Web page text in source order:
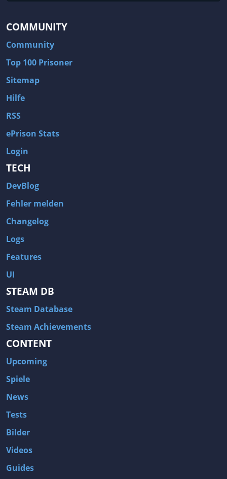
COMMUNITY
Community
Top 100 Prisoner
Sitemap
Hilfe
RSS
ePrison Stats
Login
TECH
DevBlog
Fehler melden
Changelog
Logs
Features
UI
STEAM DB
Steam Database
Steam Achievements
CONTENT
Upcoming
Spiele
News
Tests
Bilder
Videos
Guides